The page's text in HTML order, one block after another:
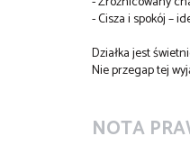
- Cisza i spokój –
Działka jest
Nie przegap tej
NOTA